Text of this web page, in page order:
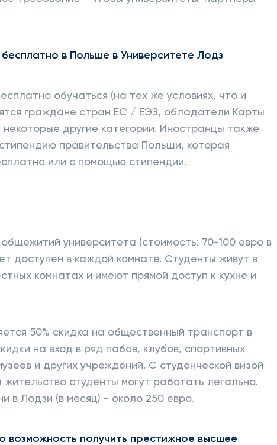
в Польше в Университете Лодз
обучаться (на тех же условиях, что и
граждане стран ЕС / ЕЭЗ, обладатели Карты
другие категории. Иностранцы также
правительства Польши, которая
или с помощью стипендии.
университета (стоимость: 70-100 евро в
доступен в каждой комнате. Студенты живут в
комнатах и ​​имеют прямой доступ к кухне и
50% скидка на общественный транспорт в
на вход в ряд пабов, клубов, спортивных
и других учреждений. С студенческой визой
студенты могут работать легально.
в Лодзи (в месяц) - около 250 евро.
возможность получить престижное высшее